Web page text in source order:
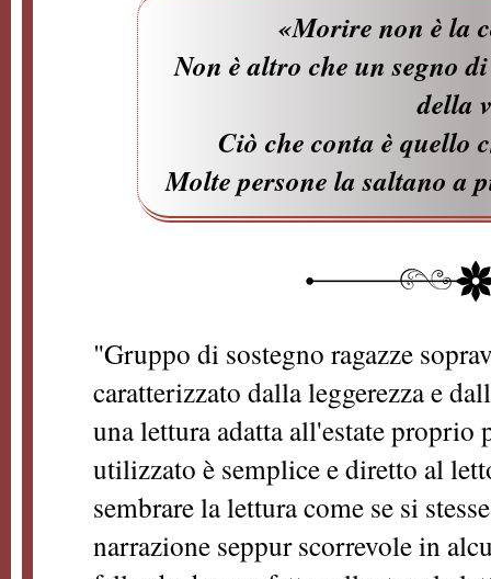
«Morire non è la
Non è altro che un segno
della
Ciò che conta è quello
Molte persone la saltano a
"Gruppo di sostegno ragazze
caratterizzato dalla leggerezza e
una lettura adatta all'estate proprio
utilizzato è semplice e diretto al
sembrare la lettura come se si
narrazione seppur scorrevole in